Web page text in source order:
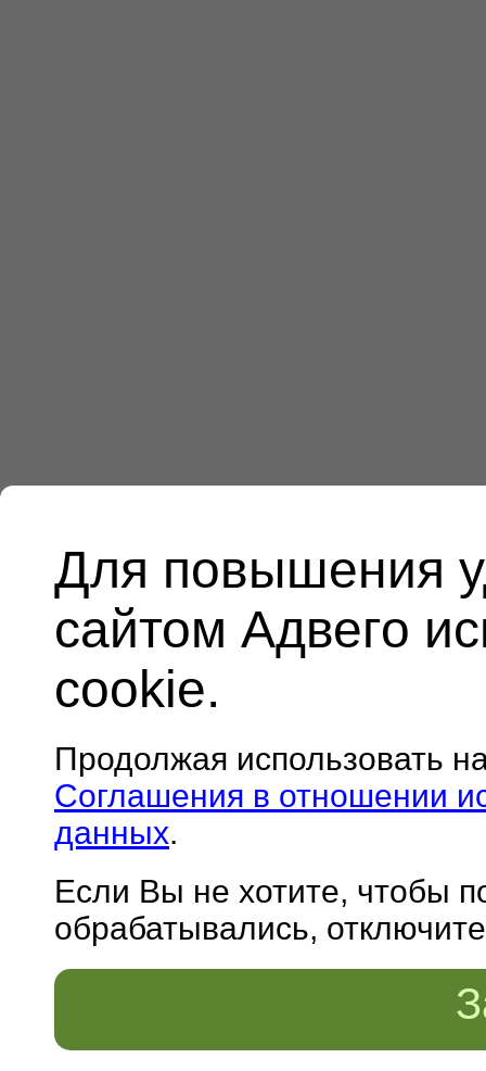
Для повышения
сайтом Адвего
cookie.
Продолжая использовать
Соглашения в отношении
данных.
Если Вы не хотите, чтобы
обрабатывались,